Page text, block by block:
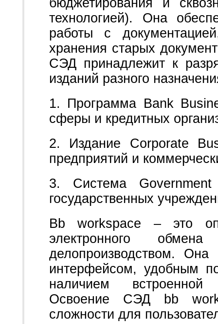
бюджетирования и
технологией). Она
работы с
хранения старых
СЭД принадлежит к
изданий разного
1. Программа Bank
сферы и кредитных
2. Издание Corporate
предприятий и
3. Система
государственных
Bb workspace – это
электронного
делопроизводством. Она
интерфейсом, удобным
наличием встроенной
Освоение СЭД bb
сложности для